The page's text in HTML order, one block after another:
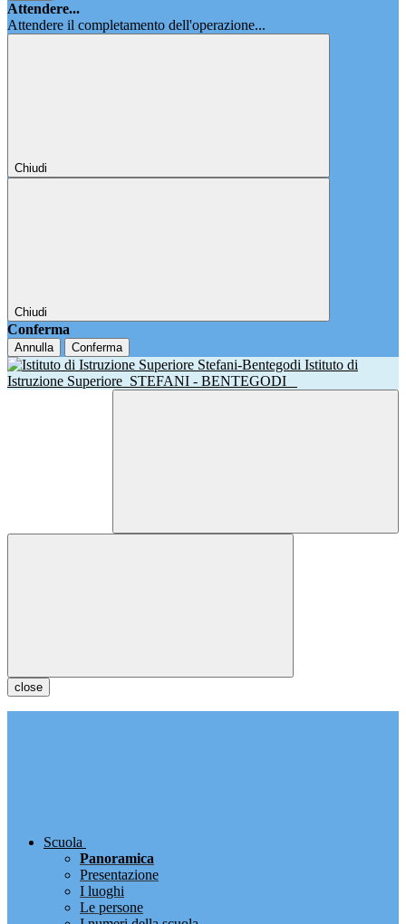
Attendere...
Attendere il completamento dell'operazione...
Chiudi
Chiudi
Conferma
Annulla Conferma
Istituto di
Istruzione Superiore STEFANI - BENTEGODI
close
Scuola
Panoramica
Presentazione
I luoghi
Le persone